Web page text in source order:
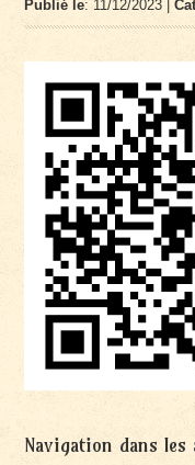
Publié le: 11/12/2023 |
Navigation dans les